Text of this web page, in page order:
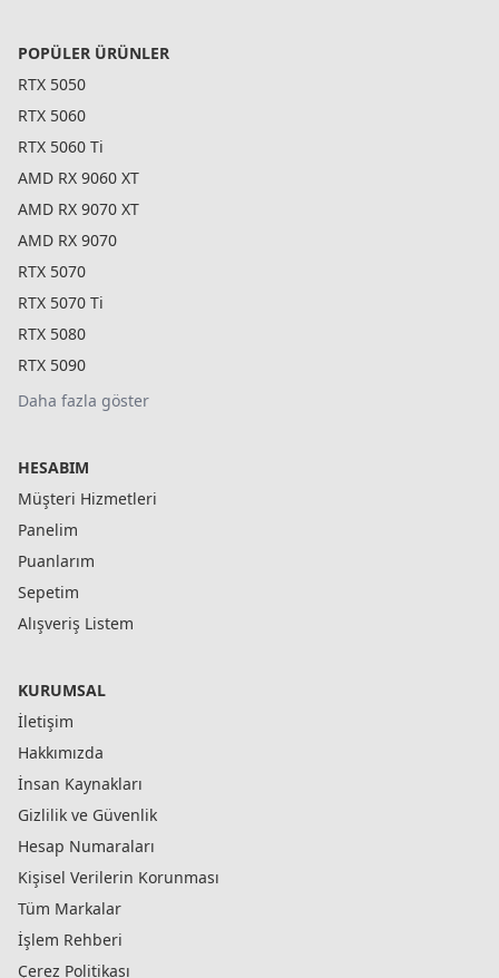
POPÜLER ÜRÜNLER
RTX 5050
RTX 5060
RTX 5060 Ti
AMD RX 9060 XT
AMD RX 9070 XT
AMD RX 9070
RTX 5070
RTX 5070 Ti
RTX 5080
RTX 5090
Daha fazla göster
HESABIM
Müşteri Hizmetleri
Panelim
Puanlarım
Sepetim
Alışveriş Listem
KURUMSAL
İletişim
Hakkımızda
İnsan Kaynakları
Gizlilik ve Güvenlik
Hesap Numaraları
Kişisel Verilerin Korunması
Tüm Markalar
İşlem Rehberi
Çerez Politikası